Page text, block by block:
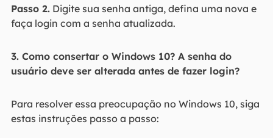
Passo 2.Digite sua senha antiga, defina uma nova e
faça login com a senha atualizada.
3. Como consertar o Windows 10? A senha do
usuário deve ser alterada antes de fazer login?
Para resolver essa preocupação no Windows 10, siga
estas instruções passo a passo: